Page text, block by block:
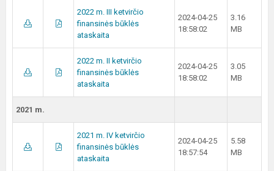
2022 m. III ketvirčio
finansinės būklės
ataskaita
2024-04-25
18:58:02
3.16
MB
2022 m. II ketvirčio
finansinės būklės
ataskaita
2024-04-25
18:58:02
3.05
MB
2021 m.
2021 m. IV ketvirčio
finansinės būklės
ataskaita
2024-04-25
18:57:54
5.58
MB